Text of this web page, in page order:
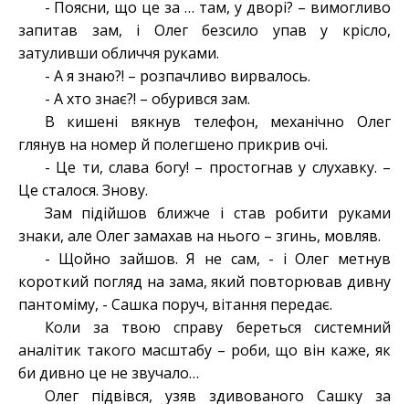
- Поясни, що це за … там, у дворі? – вимогливо
запитав зам, і Олег безсило упав у крісло,
затуливши обличчя руками.
- А я знаю?! – розпачливо вирвалось.
- А хто знає?! – обурився зам.
В кишені вякнув телефон, механічно Олег
глянув на номер й полегшено прикрив очі.
- Це ти, слава богу! – простогнав у слухавку. –
Це сталося. Знову.
Зам підійшов ближче і став робити руками
знаки, але Олег замахав на нього – згинь, мовляв.
- Щойно зайшов. Я не сам, - і Олег метнув
короткий погляд на зама, який повторював дивну
пантоміму, - Сашка поруч, вітання передає.
Коли за твою справу береться системний
аналітик такого масштабу – роби, що він каже, як
би дивно це не звучало…
Олег підвівся, узяв здивованого Сашку за